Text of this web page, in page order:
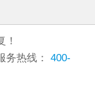
！
务热线： 400-